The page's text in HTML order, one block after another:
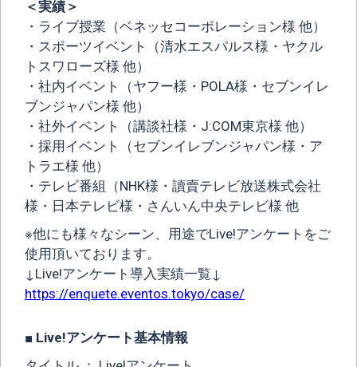
＜実績＞
・ライブ授業（ベネッセコーポレーション様 他）
・スポーツイベント（清水エスパルス様・ヤクル
トスワローズ様 他）
・社内イベント（ヤフー様・POLA様・セブンイレ
ブンジャパン様 他）
・社外イベント（講談社様・J:COM東京様 他）
・採用イベント（セブンイレブンジャパン様・ア
トラエ様 他）
・テレビ番組（NHK様・讀賣テレビ放送株式会社
様・日本テレビ様・さんいん中央テレビ様 他
※他にも様々なシーン、用途でLive!アンケートをご
使用頂いております。
↓Live!アンケート導入実績一覧↓
https://enquete.eventos.tokyo/case/
■ Live!アンケート基本情報